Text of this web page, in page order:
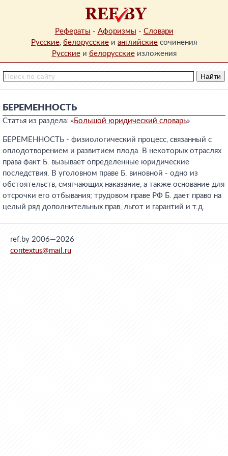
Рефераты - Афоризмы - Словари
Русские, белорусские и английские сочинения
Русскиеи белорусскиеизложения
БЕРЕМЕННОСТЬ
Статья из раздела: «Большой юридический словарь»
БЕРЕМЕННОСТЬ - физиологический процесс, связанный с
оплодотворением и развитием плода. В некоторых отраслях
права факт Б. вызывает определенные юридические
последствия. В уголовном праве Б. виновной - одно из
обстоятельств, смягчающих наказание, а также основание для
отсрочки его отбывания; трудовом праве РФ Б. дает право на
целый ряд дополнительных прав, льгот и гарантий и т.д.
ref.by 2006—2026
contextus@mail.ru